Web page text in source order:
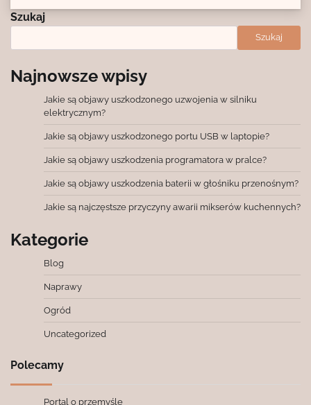
Szukaj
Szukaj
Najnowsze wpisy
Jakie są objawy uszkodzonego uzwojenia w silniku
elektrycznym?
Jakie są objawy uszkodzonego portu USB w laptopie?
Jakie są objawy uszkodzenia programatora w pralce?
Jakie są objawy uszkodzenia baterii w głośniku przenośnym?
Jakie są najczęstsze przyczyny awarii mikserów kuchennych?
Kategorie
Blog
Naprawy
Ogród
Uncategorized
Polecamy
Portal o przemyśle